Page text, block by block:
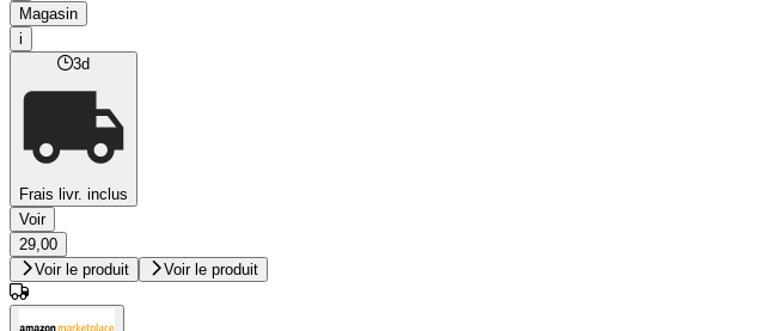
Magasin
i
3d
Frais livr. inclus
Voir
29,00
Voir le produit
Voir le produit